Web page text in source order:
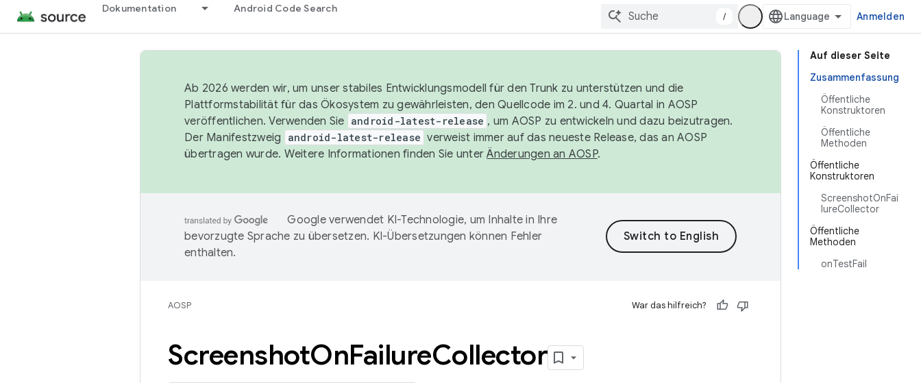
Dokumentation Android Code Search
/ Anmelden
Auf dieser Seite
Zusammenfassung
Öffentliche
Konstruktoren
Öffentliche
Methoden
Öffentliche
Konstruktoren
ScreenshotOnFai
lureCollector
Öffentliche
Methoden
onTestFail
Ab 2026 werden wir, um unser stabiles Entwicklungsmodell für den Trunk zu unterstützen und die
Plattformstabilität für das Ökosystem zu gewährleisten, den Quellcode im 2. und 4. Quartal in AOSP
veröffentlichen. Verwenden Sie android-latest-release , um AOSP zu entwickeln und dazu beizutragen.
Der Manifestzweig
android-latest-release verweist immer auf das neueste Release, das an AOSP
übertragen wurde. Weitere Informationen finden Sie unterÄnderungen an AOSP.
Google verwendet KI-Technologie, um Inhalte in Ihre
bevorzugte Sprache zu übersetzen. KI-Übersetzungen können Fehler
enthalten.
AOSP War das hilfreich?
ScreenshotOnFailureCollector